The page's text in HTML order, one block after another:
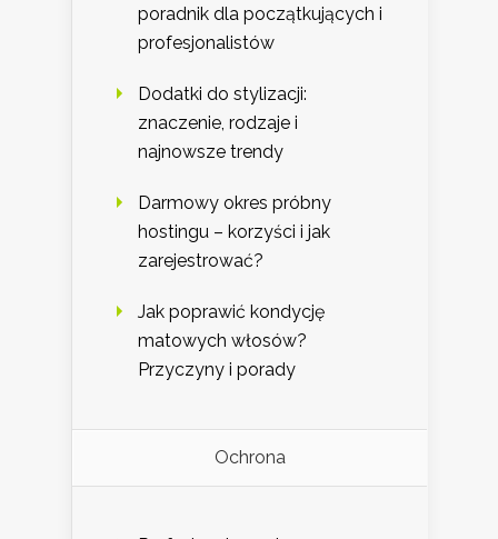
poradnik dla początkujących i
profesjonalistów
Dodatki do stylizacji:
znaczenie, rodzaje i
najnowsze trendy
Darmowy okres próbny
hostingu – korzyści i jak
zarejestrować?
Jak poprawić kondycję
matowych włosów?
Przyczyny i porady
Ochrona